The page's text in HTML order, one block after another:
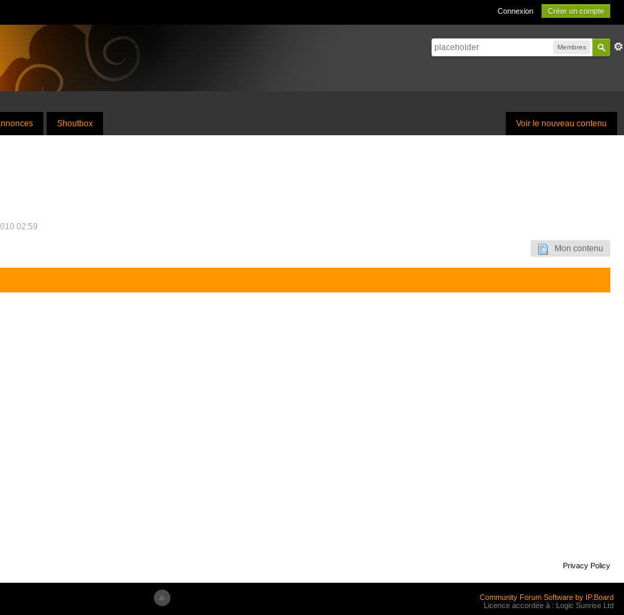
Connexion Créer un compte
Membres
Voir le nouveau contenu
Shoutbox
02:59
Mon contenu
Privacy Policy
Community Forum Software by IP.Board
Licence accordée à : Logic Sunrise Ltd